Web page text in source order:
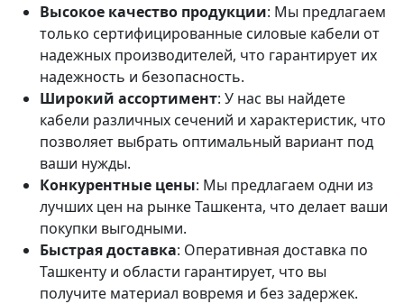
Высокое качество продукции: Мы предлагаем
только сертифицированные силовые кабели от
надежных производителей, что гарантирует их
надежность и безопасность.
Широкий ассортимент: У нас вы найдете
кабели различных сечений и характеристик, что
позволяет выбрать оптимальный вариант под
ваши нужды.
Конкурентные цены: Мы предлагаем одни из
лучших цен на рынке Ташкента, что делает ваши
покупки выгодными.
Быстрая доставка: Оперативная доставка по
Ташкенту и области гарантирует, что вы
получите материал вовремя и без задержек.